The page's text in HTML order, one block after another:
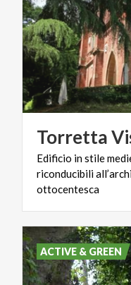
Torretta
Edificio in stile
riconducibili
ottocentesca
ACTIVE & GREEN